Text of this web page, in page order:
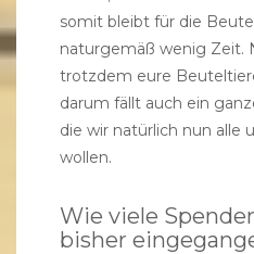
somit bleibt für die
naturgemäß wenig Zeit.
trotzdem eure
darum fällt auch ein
die wir natürlich nun alle
wollen.
Wie viele
bisher